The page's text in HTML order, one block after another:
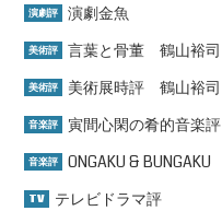
演劇評 演劇金魚
美術評 言葉と骨董 鶴山裕司
美術評 美術展時評 鶴山裕司
音楽評 寅間心閑の肴的音楽評
音楽評 ONGAKU & BUNGAKU
TV テレビドラマ評